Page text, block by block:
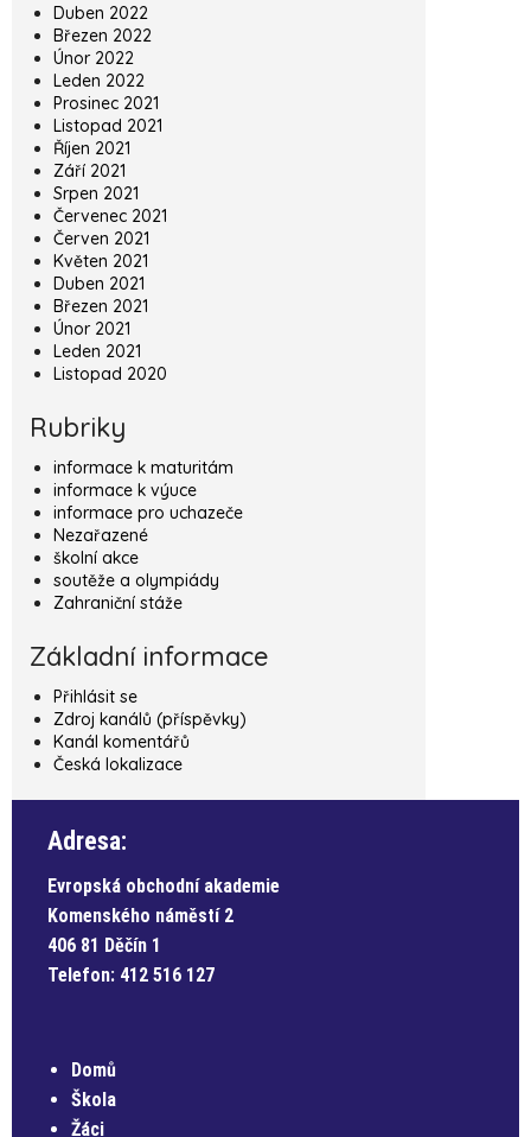
Duben 2022
Březen 2022
Únor 2022
Leden 2022
Prosinec 2021
Listopad 2021
Říjen 2021
Září 2021
Srpen 2021
Červenec 2021
Červen 2021
Květen 2021
Duben 2021
Březen 2021
Únor 2021
Leden 2021
Listopad 2020
Rubriky
informace k maturitám
informace k výuce
informace pro uchazeče
Nezařazené
školní akce
soutěže a olympiády
Zahraniční stáže
Základní informace
Přihlásit se
Zdroj kanálů (příspěvky)
Kanál komentářů
Česká lokalizace
Adresa:
Evropská obchodní akademie
Komenského náměstí 2
406 81 Děčín 1
Telefon: 412 516 127
Domů
Škola
Žáci